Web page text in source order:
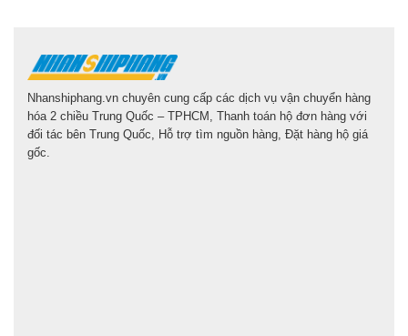
Nhanshiphang.vn chuyên cung cấp các dịch vụ vận chuyển hàng
hóa 2 chiều Trung Quốc – TPHCM, Thanh toán hộ đơn hàng với
đối tác bên Trung Quốc, Hỗ trợ tìm nguồn hàng, Đặt hàng hộ giá
gốc.